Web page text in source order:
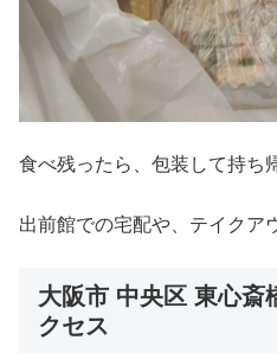
食べ残ったら、包装して持ち
出前館での宅配や、テイクア
大阪市 中央区 東心斎
クセス